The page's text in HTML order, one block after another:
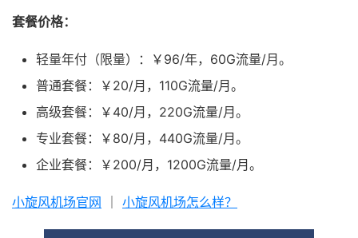
套餐价格：
轻量年付（限量）：￥96/年，60G流量/月。
普通套餐：￥20/月，110G流量/月。
高级套餐：￥40/月，220G流量/月。
专业套餐：￥80/月，440G流量/月。
企业套餐：￥200/月，1200G流量/月。
小旋风机场官网 小旋风机场怎么样？